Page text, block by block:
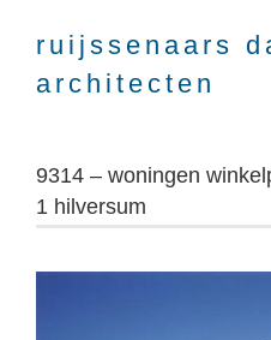
content
9314 – woningen
1 hilversum